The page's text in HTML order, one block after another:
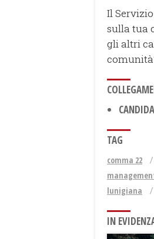
Il
sulla tua
gli altri
TAG
comma 22
lunigiana
IN